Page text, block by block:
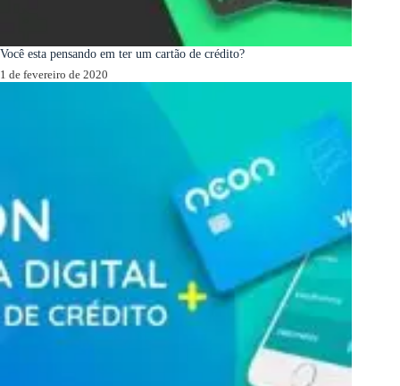
Você esta pensando em ter um cartão de crédito?
1 de fevereiro de 2020